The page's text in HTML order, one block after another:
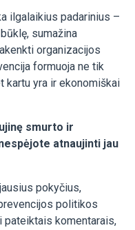
ilgalaikius padarinius –
sumažina
organizacijos
formuoja ne tik
kartu yra ir ekonomiškai
smurto ir
atnaujinti jau
pokyčius,
politikos
pateiktais komentarais,